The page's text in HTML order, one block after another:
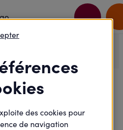
à l'action
à Dreux, pour un Noël solidaire.
!
des cookies pour
de navigation